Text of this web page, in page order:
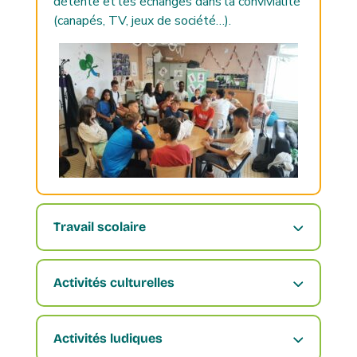
(canapés, TV, jeux de société…).
Travail scolaire
Activités culturelles
Activités ludiques